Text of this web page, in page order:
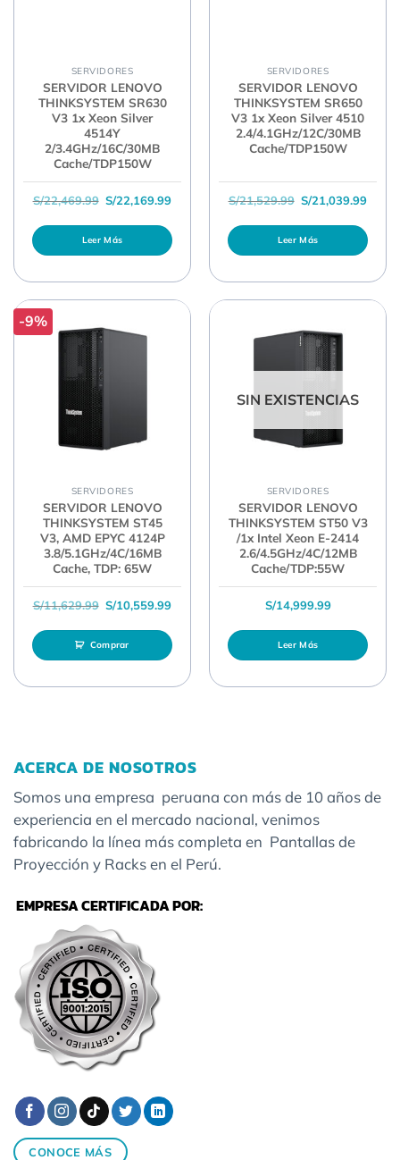
SERVIDORES
SERVIDOR LENOVO
THINKSYSTEM SR630
V3 1x Xeon Silver
4514Y
2/3.4GHz/16C/30MB
Cache/TDP150W
S/22,469.99 El precio original era: S/22,469.99.
S/22,169.99El precio actual es: S/22,169.99.
Leer Más
SERVIDORES
SERVIDOR LENOVO
THINKSYSTEM SR650
V3 1x Xeon Silver 4510
2.4/4.1GHz/12C/30MB
Cache/TDP150W
S/21,529.99 El precio original
S/21,039.99El
Leer Más
-9%
SERVIDORES
SERVIDOR LENOVO
THINKSYSTEM ST45
V3, AMD EPYC 4124P
3.8/5.1GHz/4C/16MB
Cache, TDP: 65W
S/11,629.99 El precio original era: S/11,629.99.
S/10,559.99El precio actual es: S/10,559.99.
Comprar
SIN EXISTENCIAS
SERVIDORES
SERVIDOR LENOVO
THINKSYSTEM ST50 V3
/1x Intel Xeon E-2414
2.6/4.5GHz/4C/12MB
Cache/TDP:55W
S/14,999.99
Leer Más
ACERCA DE NOSOTROS
Somos una empresa peruana con más de 10 años de
experiencia en el mercado nacional, venimos
fabricando la línea más completa en Pantallas de
Proyección y Racks en el Perú.
EMPRESA CERTIFICADA POR:
CONOCE MÁS